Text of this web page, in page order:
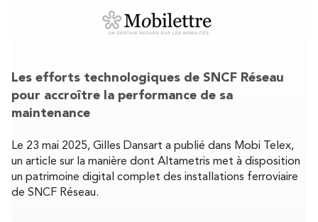
Les efforts technologiques de SNCF Réseau
pour accroître la performance de sa
maintenance
Le 23 mai 2025, Gilles Dansart a publié dans Mobi Telex,
un article sur la manière dont Altametris met à disposition
un patrimoine digital complet des installations ferroviaire
de SNCF Réseau.